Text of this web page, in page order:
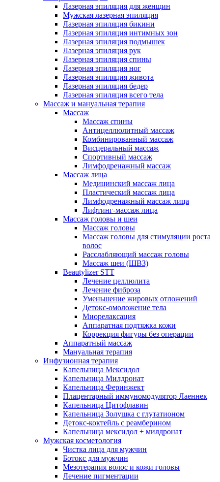
Лазерная эпиляция для женщин
Мужская лазерная эпиляция
Лазерная эпиляция бикини
Лазерная эпиляция интимных зон
Лазерная эпиляция подмышек
Лазерная эпиляция рук
Лазерная эпиляция спины
Лазерная эпиляция ног
Лазерная эпиляция живота
Лазерная эпиляция бедер
Лазерная эпиляция всего тела
Массаж и мануальная терапия
Массаж
Массаж спины
Антицеллюлитный массаж
Комбинированный массаж
Висцеральный массаж
Спортивный массаж
Лимфодренажный массаж
Массаж лица
Медицинский массаж лица
Пластический массаж лица
Лимфодренажный массаж лица
Лифтинг-массаж лица
Массаж головы и шеи
Массаж головы
Массаж головы для стимуляции роста
волос
Расслабляющий массаж головы
Массаж шеи (ШВЗ)
Beautylizer STT
Лечение целлюлита
Лечение фиброза
Уменьшение жировых отложений
Детокс-омоложение тела
Миорелаксация
Аппаратная подтяжка кожи
Коррекция фигуры без операции
Аппаратный массаж
Мануальная терапия
Инфузионная терапия
Капельница Мексидол
Капельница Милдронат
Капельница Феринжект
Плацентарный иммуномодулятор Лаеннек
Капельница Цитофлавин
Капельница Золушка с глутатионом
Детокс-коктейль с реамберином
Капельница мексидол + милдронат
Мужская косметология
Чистка лица для мужчин
Ботокс для мужчин
Мезотерапия волос и кожи головы
Лечение пигментации